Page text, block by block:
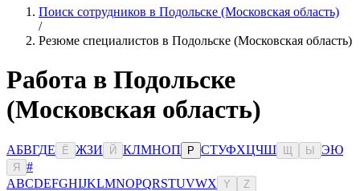
Поиск сотрудников в Подольске (Московская область)
/
Резюме специалистов в Подольске (Московская область)
Работа в Подольске
(Московская область)
АБВГДЕ Ё ЖЗИ Й КЛМНОП Р СТУФХЦЧШ Ы ЭЮ
Я
#
ABCDEFGHIJKLMNOPQRSTUVWX Y Z